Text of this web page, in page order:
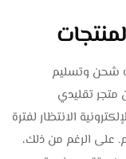
شحن وتسليم
متجر تقليدي
الانتظار لفترة
على الرغم من ذلك،